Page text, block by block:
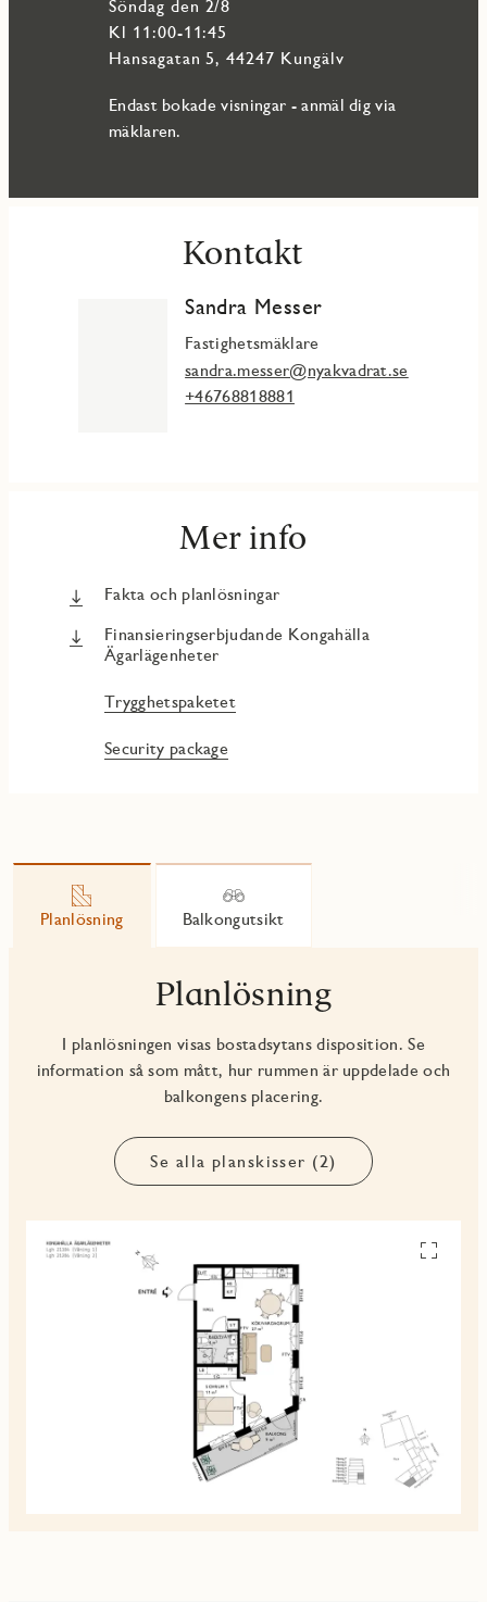
pulsen i denna nya stadsdel med all tänkbar service och
kommunikationer runt husknuten. Är du inte bekant med
området finns här ett stort utbud av butiker, caféer och
restauranger och en kort promenad bort ligger Resecentrum
söndag den 2/8
Kl 11:00-11:45
Hansagatan 5, 44247 Kungälv
Endast bokade visningar - anmäl dig via
mäklaren.
Kontakt
Sandra Messer
Fastighetsmäklare
sandra.messer@nyakvadrat.se
+46768818881
Mer info
Fakta och planlösningar
Finansieringserbjudande Kongahälla
Ägarlägenheter
Trygghetspaketet
Security package
Planlösning Balkongutsikt
Planlösning
I planlösningen visas bostadsytans disposition. Se
information så som mått, hur rummen är uppdelade och
balkongens placering.
Se alla planskisser (2)
Se